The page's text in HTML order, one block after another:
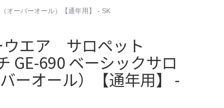
ーバーオール）【通年用】 - SK
エア サロペット
690 ベーシックサロ
ーオール）【通年用】 -